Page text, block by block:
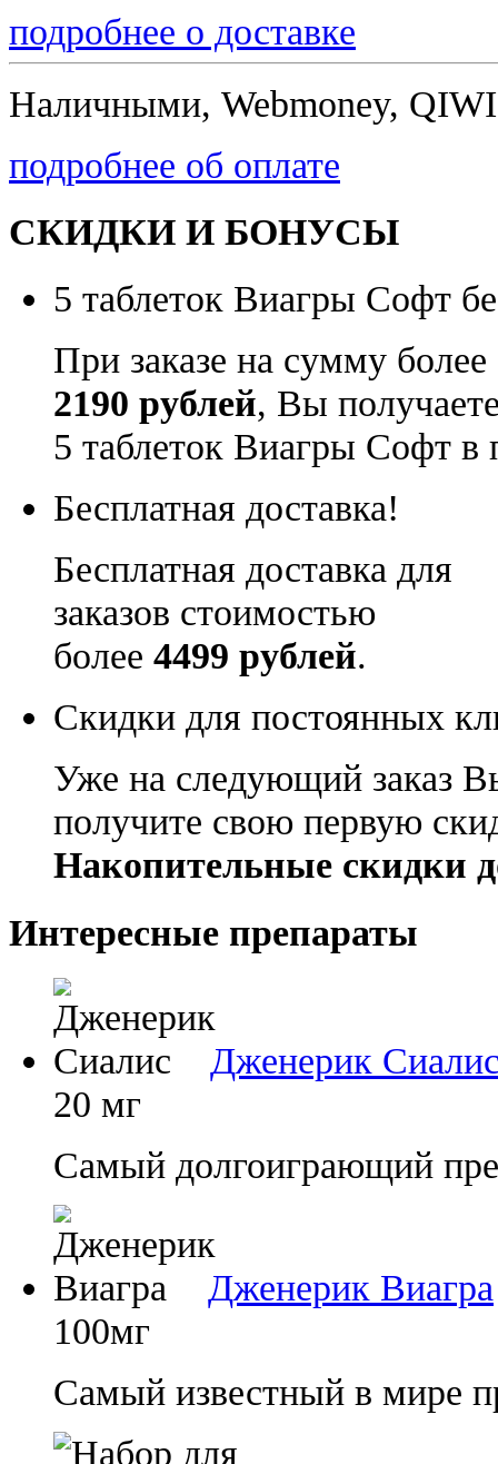
подробнее о доставке
Наличными, Webmoney,
подробнее об оплате
СКИДКИ И БОНУСЫ
5 таблеток Виагры Софт
При заказе на сумму более
2190 рублей, Вы
5 таблеток Виагры Софт в
Бесплатная доставка!
Бесплатная доставка для
заказов стоимостью
более 4499 рублей.
Скидки для постоянных
Уже на следующий заказ
получите свою первую
Накопительные скидки
Интересные препараты
Дженерик
20 мг
Самый долгоиграющий
Дженерик Виагра
100мг
Самый известный в мире